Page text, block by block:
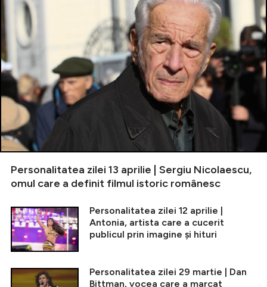
Personalitatea zilei 13 aprilie | Sergiu Nicolaescu,
omul care a definit filmul istoric românesc
Personalitatea zilei 12 aprilie |
Antonia, artista care a cucerit
publicul prin imagine și hituri
Personalitatea zilei 29 martie | Dan
Bittman, vocea care a marcat